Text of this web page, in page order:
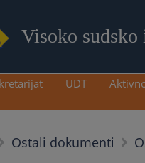
Visoko
UDT
Ostali dokumenti